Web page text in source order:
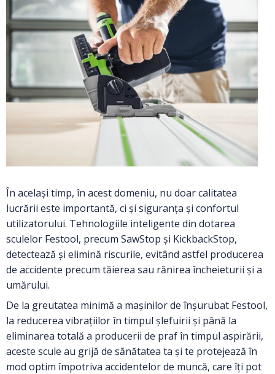
În același timp, în acest domeniu, nu doar calitatea
lucrării este importantă, ci și siguranța și confortul
utilizatorului. Tehnologiile inteligente din dotarea
sculelor Festool, precum SawStop și KickbackStop,
detectează și elimină riscurile, evitând astfel producerea
de accidente precum tăierea sau rănirea încheieturii și a
umărului.
De la greutatea minimă a maşinilor de înşurubat Festool,
la reducerea vibraţiilor în timpul şlefuirii şi până la
eliminarea totală a producerii de praf în timpul aspirării,
aceste scule au grijă de sănătatea ta şi te protejează în
mod optim împotriva accidentelor de muncă, care îți pot